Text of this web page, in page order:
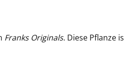
Franks Originals. Diese Pflanze